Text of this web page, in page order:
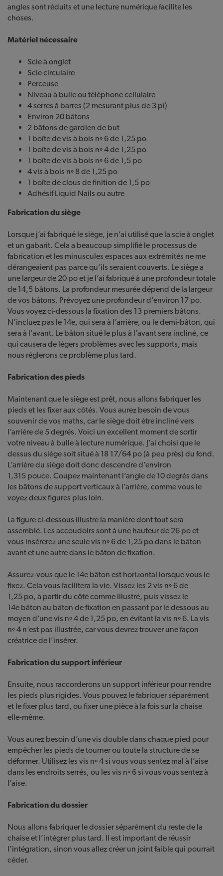
angles sont réduits et une lecture numérique facilite les
choses.
Matériel nécessaire
Scie à onglet
Scie circulaire
Perceuse
Niveau à bulle ou téléphone cellulaire
4 serres à barres (2 mesurant plus de 3 pi)
Environ 20 bâtons
2 bâtons de gardien de but
1 boîte de vis à bois nº 6 de 1,25 po
1 boîte de vis à bois nº 4 de 1,25 po
1 boîte de vis à bois nº 6 de 1,5 po
4 vis à bois nº 8 de 1,25 po
1 boîte de clous de finition de 1,5 po
Adhésif Liquid Nails ou autre
Fabrication du siège
Lorsque j’ai fabriqué le siège, je n’ai utilisé que la scie à onglet
et un gabarit. Cela a beaucoup simplifié le processus de
fabrication et les minuscules espaces aux extrémités ne me
dérangeaient pas parce qu’ils seraient couverts. Le siège a
une largeur de 20 po et je l’ai fabriqué à une profondeur totale
de 14,5 bâtons. La profondeur mesurée dépend de la largeur
de vos bâtons. Prévoyez une profondeur d’environ 17 po.
Vous voyez ci-dessous la fixation des 13 premiers bâtons.
N’incluez pas le 14e, qui sera à l’arrière, ou le demi-bâton, qui
sera à l’avant. Le bâton situé le plus à l’avant sera incliné, ce
qui causera de légers problèmes avec les supports, mais
nous réglerons ce problème plus tard.
Fabrication des pieds
Maintenant que le siège est prêt, nous allons fabriquer les
pieds et les fixer aux côtés. Vous aurez besoin de vous
souvenir de vos maths, car le siège doit être incliné vers
l’arrière de 5 degrés. Voici un excellent moment de sortir
votre niveau à bulle à lecture numérique. J’ai choisi que le
dessus du siège soit situé à 18 17/64 po (à peu près) du fond.
L’arrière du siège doit donc descendre d’environ
1,315 pouce. Coupez maintenant l’angle de 10 degrés dans
les bâtons de support verticaux à l’arrière, comme vous le
voyez deux figures plus loin.
La figure ci-dessous illustre la manière dont tout sera
assemblé. Les accoudoirs sont à une hauteur de 26 po et
vous insérerez une seule vis nº 6 de 1,25 po dans le bâton
avant et une autre dans le bâton de fixation.
Assurez-vous que le 14e bâton est horizontal lorsque vous le
fixez. Cela vous facilitera la vie. Vissez les 2 vis nº 6 de
1,25 po, à partir du côté comme illustré, puis vissez le
14e bâton au bâton de fixation en passant par le dessous au
moyen d’une vis nº 4 de 1,25 po, en évitant la vis nº 6. La vis
nº 4 n’est pas illustrée, car vous devrez trouver une façon
créatrice de l’insérer.
Fabrication du support inférieur
Ensuite, nous raccorderons un support inférieur pour rendre
les pieds plus rigides. Vous pouvez le fabriquer séparément
et le fixer plus tard, ou fixer une pièce à la fois sur la chaise
elle-même.
Vous aurez besoin d’une vis double dans chaque pied pour
empêcher les pieds de tourner ou toute la structure de se
déformer. Utilisez les vis nº 4 si vous vous sentez mal à l’aise
dans les endroits serrés, ou les vis nº 6 si vous vous sentez à
l’aise.
Fabrication du dossier
Nous allons fabriquer le dossier séparément du reste de la
chaise et l’intégrer plus tard. Il est important de réussir
l’intégration, sinon vous allez créer un joint faible qui pourrait
céder.